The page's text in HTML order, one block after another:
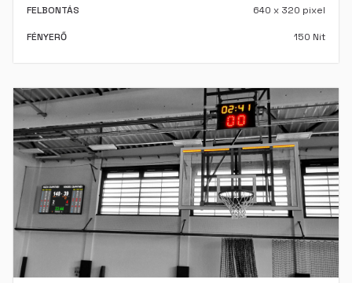
FELBONTÁS 640 x 320 pixel
FÉNYERŐ 150 Nit